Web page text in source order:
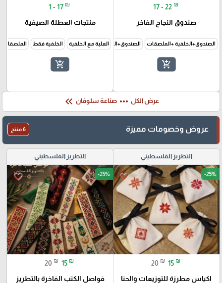
17 - 22 ₪
صندوق النجاح الفاخر
الصندوق+الخلفية +الملصقات الصندوق+الخلفية فقط
add_shopping_cart
1 - 17 ₪
منتجات العطلة الصيفية
العلبة مع الخلفية الخلفية فقط الملصقات
add_shopping_cart
عرض الكل more_horiz صناعة سلوفان keyboard_double_arrow_left
عروض وخصومات مميزة 6 منتج
التطريز الفلسطيني
favorite_border -25%
20 ₪ 15 ₪
اكياس مطرزة للتوزيعات والحنا
التطريز الفلسطيني
favorite_border -25%
20 ₪ 15 ₪
فواصل الكتب الفاخرة بالتطريز